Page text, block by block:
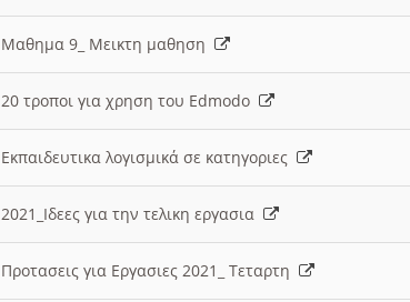
Μαθημα 9_ Μεικτη μαθηση
20 τροποι για χρηση του Edmodo
Εκπαιδευτικα λογισμικά σε κατηγοριες
2021_Ιδεες για την τελικη εργασια
Προτασεις για Εργασιες 2021_ Τεταρτη